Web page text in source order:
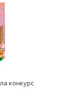
конкурс